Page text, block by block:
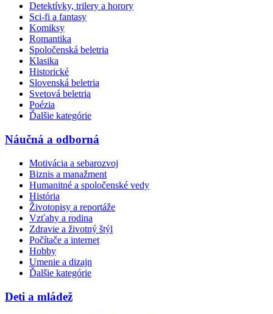
Detektívky, trilery a horory
Sci-fi a fantasy
Komiksy
Romantika
Spoločenská beletria
Klasika
Historické
Slovenská beletria
Svetová beletria
Poézia
Ďalšie kategórie
Náučná a odborná
Motivácia a sebarozvoj
Biznis a manažment
Humanitné a spoločenské vedy
História
Životopisy a reportáže
Vzťahy a rodina
Zdravie a životný štýl
Počítače a internet
Hobby
Umenie a dizajn
Ďalšie kategórie
Deti a mládež